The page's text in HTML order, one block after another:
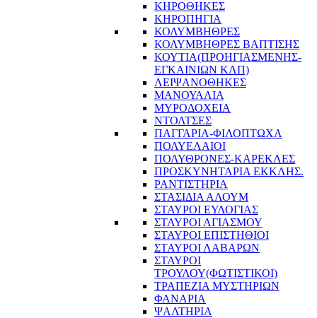
ΚΗΡΟΘΗΚΕΣ
ΚΗΡΟΠΗΓΙΑ
ΚΟΛΥΜΒΗΘΡΕΣ
ΚΟΛΥΜΒΗΘΡΕΣ ΒΑΠΤΙΣΗΣ
ΚΟΥΤΙΑ(ΠΡΟΗΓΙΑΣΜΕΝΗΣ-
ΕΓΚΑΙΝΙΩΝ ΚΛΠ)
ΛΕΙΨΑΝΟΘΗΚΕΣ
ΜΑΝΟΥΑΛΙΑ
ΜΥΡΟΔΟΧΕΙΑ
ΝΤΟΛΤΣΕΣ
ΠΑΓΓΑΡΙΑ-ΦΙΛΟΠΤΩΧΑ
ΠΟΛΥΕΛΑΙΟΙ
ΠΟΛΥΘΡΟΝΕΣ-ΚΑΡΕΚΛΕΣ
ΠΡΟΣΚΥΝΗΤΑΡΙΑ ΕΚΚΛΗΣ.
ΡΑΝΤΙΣΤΗΡΙΑ
ΣΤΑΣΙΔΙΑ ΑΛΟΥΜ
ΣΤΑΥΡΟΙ ΕΥΛΟΓΙΑΣ
ΣΤΑΥΡΟΙ ΑΓΙΑΣΜΟΥ
ΣΤΑΥΡΟΙ ΕΠΙΣΤΗΘΙΟΙ
ΣΤΑΥΡΟΙ ΛΑΒΑΡΩΝ
ΣΤΑΥΡΟΙ
ΤΡΟΥΛΟΥ(ΦΩΤΙΣΤΙΚΟΙ)
ΤΡΑΠΕΖΙΑ ΜΥΣΤΗΡΙΩΝ
ΦΑΝΑΡΙΑ
ΨΑΛΤΗΡΙΑ